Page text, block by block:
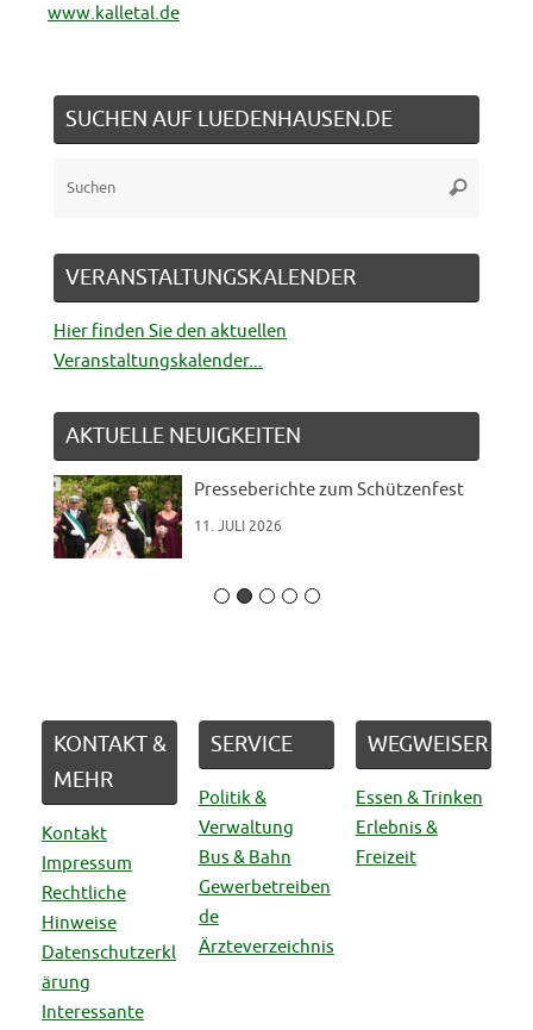
www.kalletal.de
SUCHEN AUF LUEDENHAUSEN.DE
Suchen
VERANSTALTUNGSKALENDER
Hier finden Sie den aktuellen
Veranstaltungskalender...
AKTUELLE NEUIGKEITEN
Presseberichte zum Schützenfest
11. JULI 2026
KONTAKT &
MEHR
Kontakt
Impressum
Rechtliche
Hinweise
Datenschutzerkl
ärung
Interessante
SERVICE
Politik &
Verwaltung
Bus & Bahn
Gewerbetreiben
de
Ärzteverzeichnis
WEGWEISER
Essen & Trinken
Erlebnis &
Freizeit